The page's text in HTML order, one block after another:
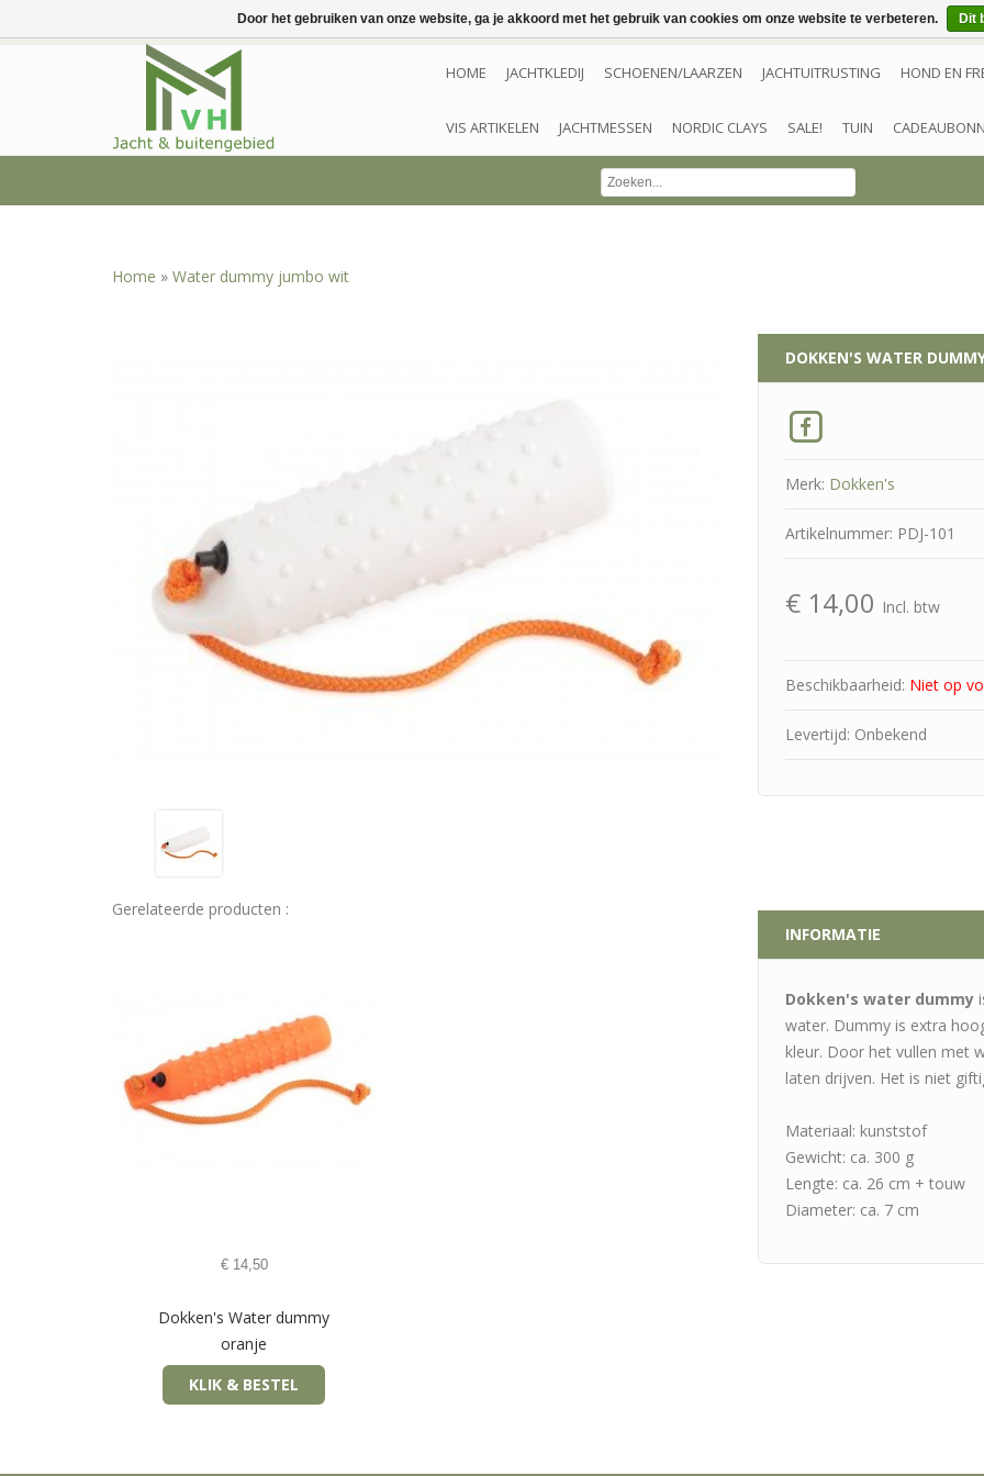
HOME JACHTKLEDIJ SCHOENEN/LAARZEN JACHTUITRUSTING HOND EN
VIS ARTIKELEN JACHTMESSEN NORDIC CLAYS SALE! TUIN
Home » Water dummy jumbo wit
DOKKEN'S WATER
Merk: Dokken's
Artikelnummer: PDJ-101
€ 14,00 Incl. btw
Beschikbaarheid: Niet op
Levertijd: Onbekend
Gerelateerde producten :
€14,50
Dokken's Water dummy
oranje
KLIK & BESTEL
INFORMATIE
Dokken's water dummy
water. Dummy is extra
kleur. Door het vullen met
laten drijven. Het is niet
Materiaal: kunststof
Gewicht: ca. 300 g
Lengte: ca. 26 cm + touw
Diameter: ca. 7 cm
Door het gebruiken van onze website, ga je akkoord met het gebruik van cookies om onze website te verbeteren. Dit